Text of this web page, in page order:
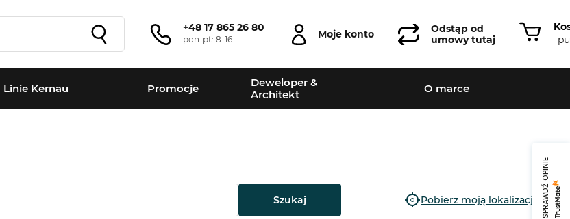
+48 17 865 26 80
pon-pt: 8-16 Moje konto
Odstąp od
umowy tutaj
Linie Kernau Promocje
Deweloper &
Architekt
O marce
Szukaj Pobierz moją lokalizację SPRAWDŹ OPINIE